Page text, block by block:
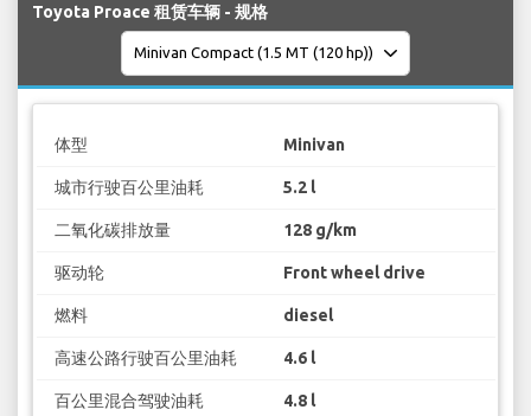
Toyota Proace 租赁车辆 - 规格
体型 Minivan
城市行驶百公里油耗 5.2 l
二氧化碳排放量 128 g/km
驱动轮 Front wheel drive
燃料 diesel
高速公路行驶百公里油耗 4.6 l
百公里混合驾驶油耗 4.8 l